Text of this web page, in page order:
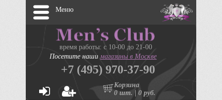
Меню
время работы: с 10-00 до 21-00
Посетите нашимагазины в Москве
+7 (495) 970-37-90
Корзина
0 шт. | 0 руб.